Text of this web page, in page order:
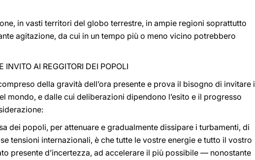
in vasti territori del globo terrestre, in ampie regioni soprattutto
agitazione, da cui in un tempo più o meno vicino potrebbero
INVITO AI REGGITORI DEI POPOLI
della gravità dell’ora presente e prova il bisogno di invitare i
mondo, e dalle cui deliberazioni dipendono l’esito e il progresso
dei popoli, per attenuare e gradualmente dissipare i turbamenti, di
tensioni internazionali, è che tutte le vostre energie e tutto il vostro
presente d’incertezza, ad accelerare il più possibile — nonostante